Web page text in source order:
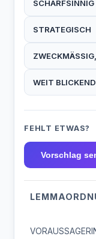
SCHARFSINNIG
STRATEGISCH
WEIT BLICKEND
FEHLT ETWAS?
Vorschlag